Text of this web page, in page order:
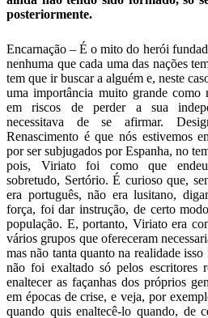
posteriormente.
Encarnação – É o mito do herói
nenhuma que cada uma das nações
tem que ir buscar a alguém e, neste
uma importância muito grande como
em riscos de perder a sua
necessitava de se afirmar.
Renascimento é que nós estivemos
por ser subjugados por Espanha, no
pois, Viriato foi como que
sobretudo, Sertório. É curioso que,
era português, não era lusitano,
força, foi dar instrução, de certo
população. E, portanto, Viriato era
vários grupos que ofereceram
mas não tanta quanto na realidade
não foi exaltado só pelos escritores
enaltecer as façanhas dos próprios
em épocas de crise, e veja, por
quando quis enaltecê-lo quando, de